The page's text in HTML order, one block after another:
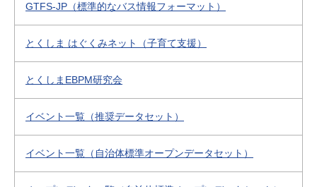
GTFS-JP（標準的なバス情報フォーマット）
とくしま はぐくみネット（子育て支援）
とくしまEBPM研究会
イベント一覧（推奨データセット）
イベント一覧（自治体標準オープンデータセット）